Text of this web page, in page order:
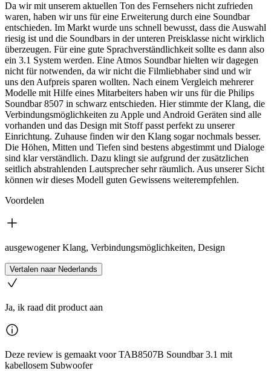
Da wir mit unserem aktuellen Ton des Fernsehers nicht zufrieden
waren, haben wir uns für eine Erweiterung durch eine Soundbar
entschieden. Im Markt wurde uns schnell bewusst, dass die Auswahl
riesig ist und die Soundbars in der unteren Preisklasse nicht wirklich
überzeugen. Für eine gute Sprachverständlichkeit sollte es dann also
ein 3.1 System werden. Eine Atmos Soundbar hielten wir dagegen
nicht für notwenden, da wir nicht die Filmliebhaber sind und wir
uns den Aufpreis sparen wollten. Nach einem Vergleich mehrerer
Modelle mit Hilfe eines Mitarbeiters haben wir uns für die Philips
Soundbar 8507 in schwarz entschieden. Hier stimmte der Klang, die
Verbindungsmöglichkeiten zu Apple und Android Geräten sind alle
vorhanden und das Design mit Stoff passt perfekt zu unserer
Einrichtung. Zuhause finden wir den Klang sogar nochmals besser.
Die Höhen, Mitten und Tiefen sind bestens abgestimmt und Dialoge
sind klar verständlich. Dazu klingt sie aufgrund der zusätzlichen
seitlich abstrahlenden Lautsprecher sehr räumlich. Aus unserer Sicht
können wir dieses Modell guten Gewissens weiterempfehlen.
Voordelen
ausgewogener Klang, Verbindungsmöglichkeiten, Design
Vertalen naar Nederlands
Ja, ik raad dit product aan
Deze review is gemaakt voor TAB8507B Soundbar 3.1 mit
kabellosem Subwoofer